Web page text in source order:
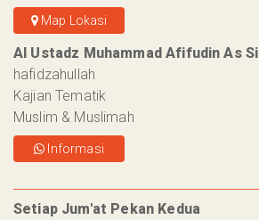
Map Lokasi
Al Ustadz Muhammad Afifudin As
hafidzahullah
Kajian Tematik
Muslim & Muslimah
Informasi
Setiap Jum'at Pekan Kedua